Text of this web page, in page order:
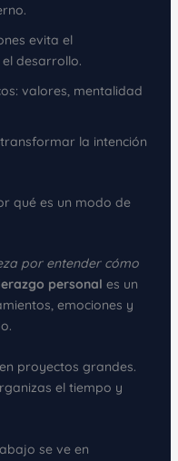
evita el
desarrollo.
valores, mentalidad
la intención
qué es un modo de
por entender cómo
personal es un
emociones y
proyectos grandes.
el tiempo y
se ve en